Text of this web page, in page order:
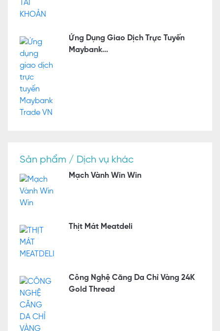
Ứng Dụng Giao Dịch Trực Tuyến
Maybank...
Sản phẩm / Dịch vụ khác
Mạch Vành Win Win
Thịt Mát Meatdeli
Công Nghệ Căng Da Chỉ Vàng 24K
Gold Thread